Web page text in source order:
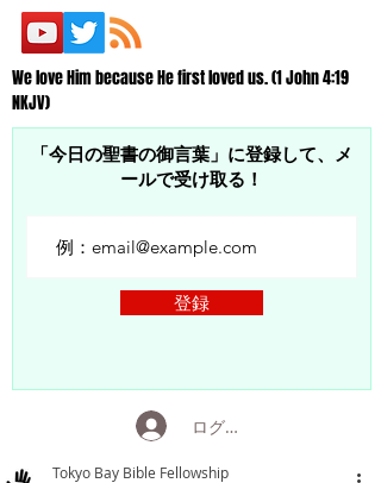
We love Him because He first loved us. (1 John 4:19
NKJV)
「今日の聖書の御言葉」に登録して、メ
ールで受け取る！
登録
ログイン
Tokyo Bay Bible Fellowship